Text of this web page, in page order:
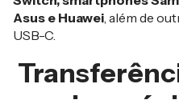
Asus e Huawei, além de
USB-C.